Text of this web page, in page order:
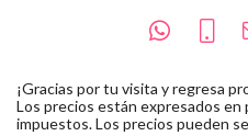
¡Gracias por tu visita y regresa
Los precios están expresados en
impuestos. Los precios pueden